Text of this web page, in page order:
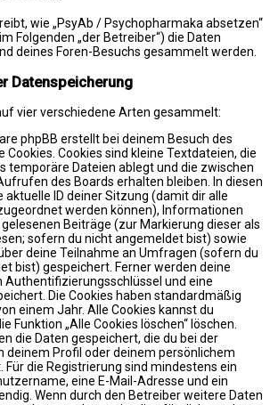
wie „PsyAb / Psychopharmaka absetzen“
Folgenden „der Betreiber“) die Daten
deines Foren-Besuchs gesammelt werden.
Datenspeicherung
vier verschiedene Arten gesammelt:
phpBB erstellt bei deinem Besuch des
Cookies. Cookies sind kleine Textdateien, die
temporäre Dateien ablegt und die zwischen
des Boards erhalten bleiben. In diesen
aktuelle ID deiner Sitzung (damit dir alle
werden können), Informationen
Beiträge (zur Markierung dieser als
sofern du nicht angemeldet bist) sowie
deine Teilnahme an Umfragen (sofern du
bist) gespeichert. Ferner werden deine
Authentifizierungsschlüssel und eine
Die Cookies haben standardmäßig
einem Jahr. Alle Cookies kannst du
Funktion „Alle Cookies löschen“ löschen.
die Daten gespeichert, die du bei der
deinem Profil oder deinem persönlichem
Für die Registrierung sind mindestens ein
eine E-Mail-Adresse und ein
Wenn durch den Betreiber weitere Daten